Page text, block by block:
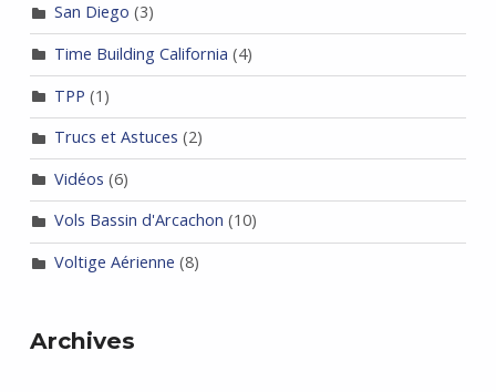
San Diego (3)
Time Building California (4)
TPP (1)
Trucs et Astuces (2)
Vidéos (6)
Vols Bassin d'Arcachon (10)
Voltige Aérienne (8)
Archives